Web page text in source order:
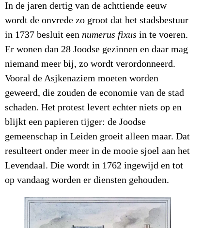
In de jaren dertig van de achttiende eeuw
wordt de onvrede zo groot dat het stadsbestuur
in 1737 besluit een numerus fixus in te voeren.
Er wonen dan 28 Joodse gezinnen en daar mag
niemand meer bij, zo wordt verordonneerd.
Vooral de Asjkenaziem moeten worden
geweerd, die zouden de economie van de stad
schaden. Het protest levert echter niets op en
blijkt een papieren tijger: de Joodse
gemeenschap in Leiden groeit alleen maar. Dat
resulteert onder meer in de mooie sjoel aan het
Levendaal. Die wordt in 1762 ingewijd en tot
op vandaag worden er diensten gehouden.